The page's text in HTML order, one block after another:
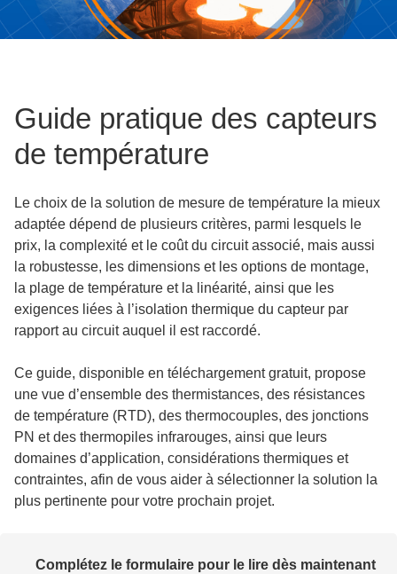
Guide pratique des capteurs
de température
Le choix de la solution de mesure de température la mieux
adaptée dépend de plusieurs critères, parmi lesquels le
prix, la complexité et le coût du circuit associé, mais aussi
la robustesse, les dimensions et les options de montage,
la plage de température et la linéarité, ainsi que les
exigences liées à l’isolation thermique du capteur par
rapport au circuit auquel il est raccordé.
Ce guide, disponible en téléchargement gratuit, propose
une vue d’ensemble des thermistances, des résistances
de température (RTD), des thermocouples, des jonctions
PN et des thermopiles infrarouges, ainsi que leurs
domaines d’application, considérations thermiques et
contraintes, afin de vous aider à sélectionner la solution la
plus pertinente pour votre prochain projet.
Complétez le formulaire pour le lire dès maintenant